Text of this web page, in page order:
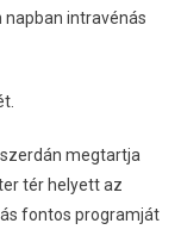
intravénás
megtartja
tér helyett az
fontos programját